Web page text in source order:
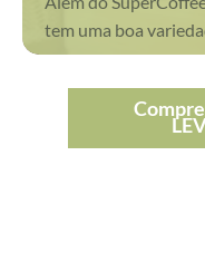
tem uma boa